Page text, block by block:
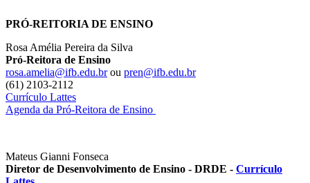
PRÓ-REITORIA DE ENSINO
Rosa Amélia Pereira da Silva
Pró-Reitora de Ensino
rosa.amelia@ifb.edu.brou pren@ifb.edu.br
(61) 2103-2112
Currículo Lattes
Agenda da Pró-Reitora de Ensino
Mateus Gianni Fonseca
Diretor de Desenvolvimento de Ensino - DRDE - Currículo